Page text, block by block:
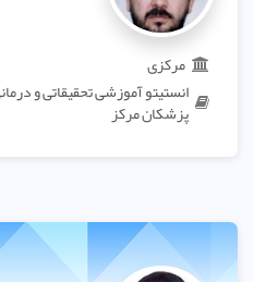
مرکزی
انستیتو آموزشی تحقیقاتی و
پزشکان مرکز